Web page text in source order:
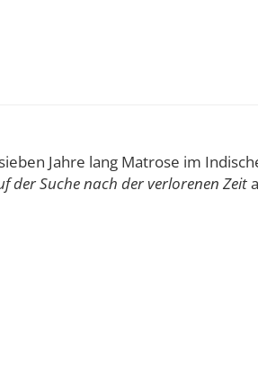
Jahre lang Matrose im
der Suche nach der verlorenen Zeit